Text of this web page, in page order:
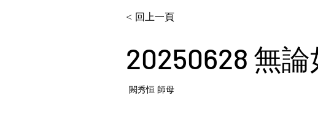
< 回上一頁
20250628 無
闕秀恒 師母